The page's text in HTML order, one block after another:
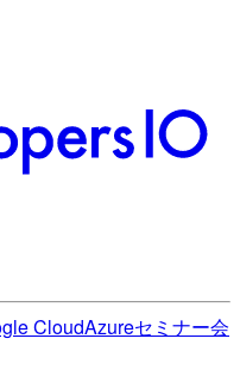
CloudAzureセミナー会